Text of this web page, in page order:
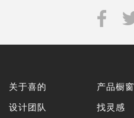
关于喜的
设计团队
产品橱窗
找灵感